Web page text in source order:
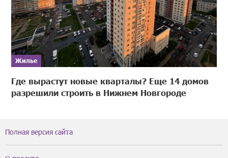
Жилье
Где вырастут новые кварталы? Еще 14 домов
разрешили строить в Нижнем Новгороде
Полная версия сайта